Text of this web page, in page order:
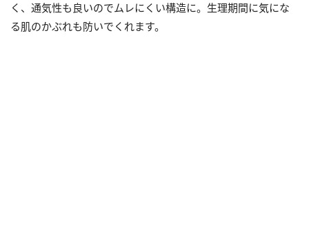
く、通気性も良いのでムレにくい構造に。生理期間に気にな
る肌のかぶれも防いでくれます。